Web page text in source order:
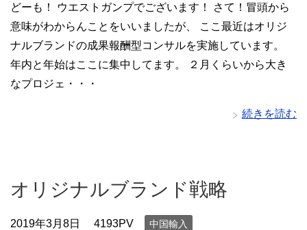
どーも！ ウエストガンプでございます！ さて！冒頭から
意味がわからんことをいいましたが、 ここ最近はオリジ
ナルブランドの成果報酬型コンサルを実施しています。
年内と年始はここに集中してます。 ２月くらいから大き
なプロジェ・・・
続きを読む
オリジナルブランド戦略
2019年3月8日 4193PV 中国輸入